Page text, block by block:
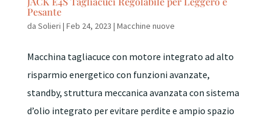
Pesante
da Solieri | Feb 24, 2023 | Macchine nuove
Macchina tagliacuce con motore integrato ad alto
risparmio energetico con funzioni avanzate,
standby, struttura meccanica avanzata con sistema
d’olio integrato per evitare perdite e ampio spazio